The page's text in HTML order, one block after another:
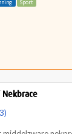
Sport